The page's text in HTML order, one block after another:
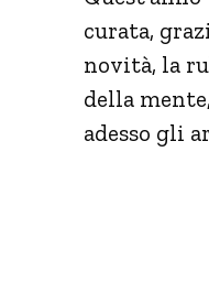
curata,
novità, la
della
adesso gli